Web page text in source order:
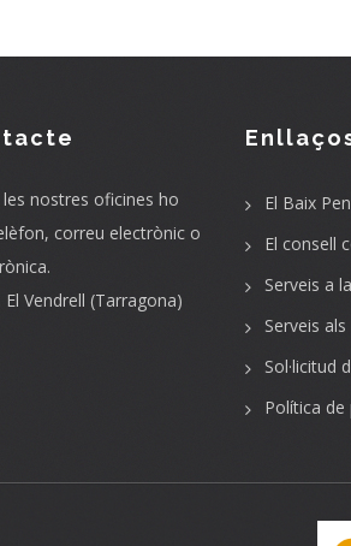
nostres oficines ho
correu electrònic o
Vendrell (Tarragona)
El Baix
El consell
Serveis a
Serveis
Sol·licitud
Política